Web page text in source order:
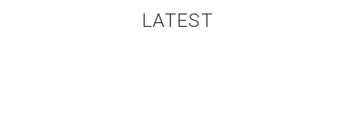
LATEST